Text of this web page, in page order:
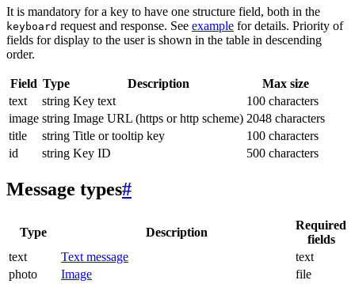
It is mandatory for a key to have one structure field, both in the
keyboard request and response. See example for details. Priority of
fields for display to the user is shown in the table in descending
order.
Field Type Description
Max size
text
string Key text
100 characters
image string Image URL (https or http scheme) 2048 characters
title
string Title or tooltip key
100 characters
id
string Key ID 500 characters
Message types#
Type Description
Required
fields
text
Text message
text
photo
Image
file